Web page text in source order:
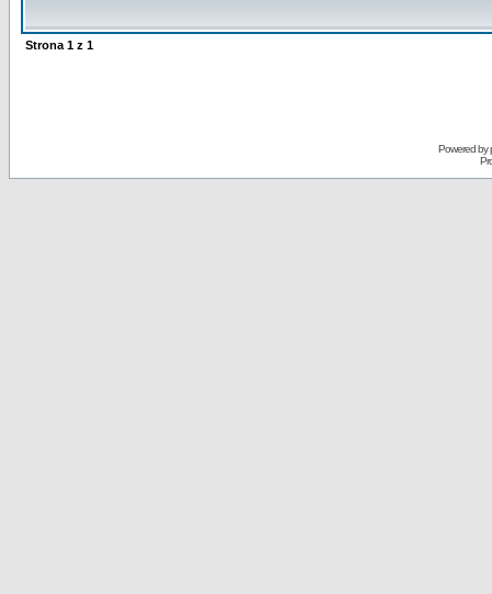
Strona 1 z 1
Powered by